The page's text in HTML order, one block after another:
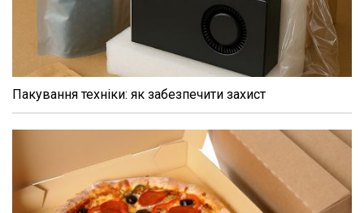
Пакування техніки: як забезпечити захист